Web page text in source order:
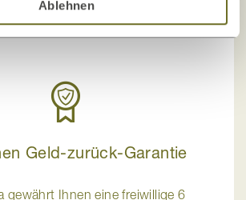
Ablehnen
info@lamodula.de
Geld-zurück-Garantie
gewährt Ihnen eine freiwillige 6